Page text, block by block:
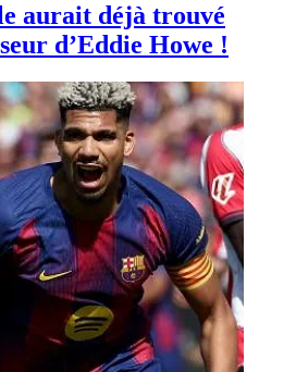
aurait déjà trouvé
d’Eddie Howe !